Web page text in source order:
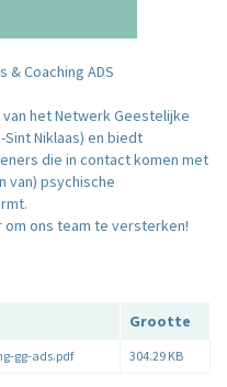
Coaching ADS
van het Netwerk Geestelijke
Niklaas) en biedt
die in contact komen met
van) psychische
om ons team te versterken!
Grootte
gg-ads.pdf 304.29 KB